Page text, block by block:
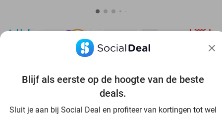
Blijf als eerste op de hoogte van de beste
deals.
Sluit je aan bij Social Deal en profiteer van kortingen tot wel
Ontdek nog meer topdeals in jouw omgeving